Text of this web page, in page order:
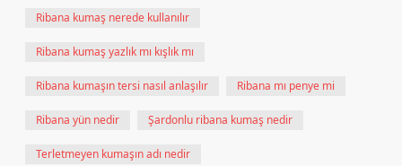
Ribana kumaş nerede kullanılır
Ribana kumaş yazlık mı kışlık mı
Ribana kumaşın tersi nasıl anlaşılır Ribana mı penye mi
Ribana yün nedir Şardonlu ribana kumaş nedir
Terletmeyen kumaşın adı nedir